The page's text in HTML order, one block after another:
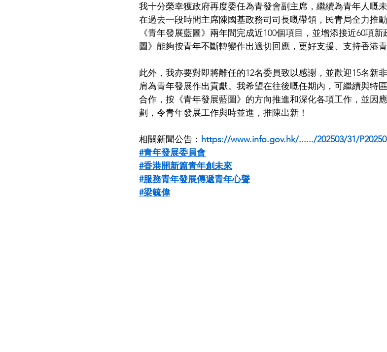
我十分榮幸獲政府再度委任為青發會副主席，繼續為青年人嘅
在過去一段時間主席陳國基政務司司長嘅帶領，民青局全力推
《青年發展藍圖》兩年間完成近100個項目，並增添接近60項
圖》能夠按青年不斷轉變作出適切回應，更好支援、支持香港青
此外，我亦要對即將離任的12名委員致以感謝，並歡迎15名新
肩為青年發展作出貢獻。我希望在往後嘅任期內，可繼續與特
合作，按《青年發展藍圖》的方向推進和深化各項工作，並因
劃，令青年發展工作與時並進，推陳出新！
相關新聞公告： https://www.info.gov.hk/....../202503/31/
#青年發展委員會
#香港開新篇青年創未來
#服務青年發展傳遞青年心聲
#梁毓偉